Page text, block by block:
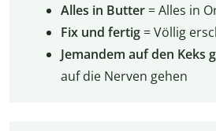
Alles in Butter= Alles in
Fix und fertig= Völlig
Jemandem auf den Keks
auf die Nerven gehen